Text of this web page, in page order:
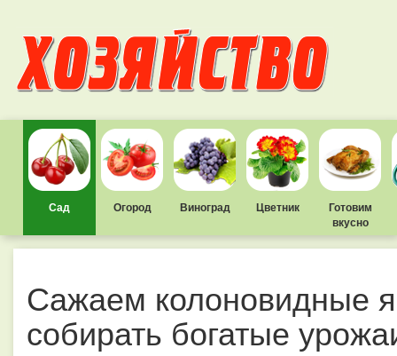
Сад Огород Виноград Цветник
Готовим
вкусно
Сажаем колоновидные
собирать богатые